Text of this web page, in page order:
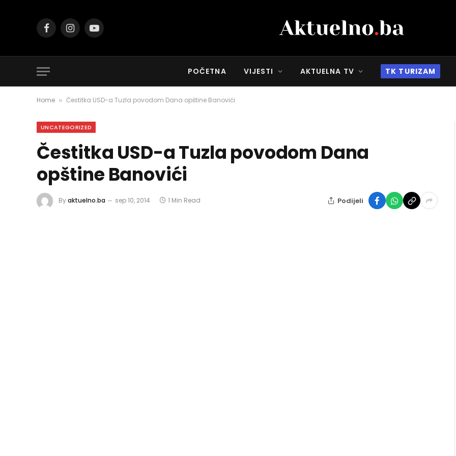
FacebookInstagramYouTube
POČETNA VIJESTI AKTUELNA TV TK TURIZAM
Home » Čestitka USD-a Tuzla povodom Dana opštine Banovići
UNCATEGORIZED
Čestitka USD-a Tuzla povodom Dana
opštine Banovići
Byaktuelno.ba sep 10, 2014 1 Min Read Podijeli